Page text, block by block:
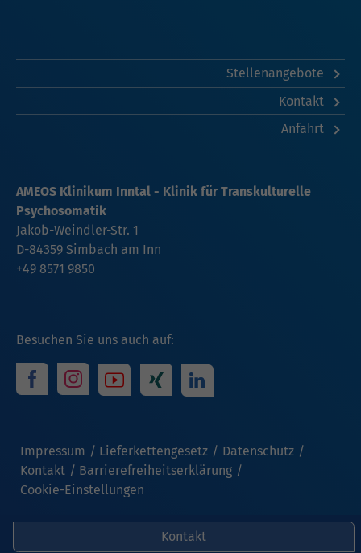
Kontakt
Stellenangebote
Kontakt
Anfahrt
Besuchen Sie uns auch auf:
Impressum Lieferkettengesetz
Datenschutz
Kontakt
Barrierefreiheitserklärung
Cookie-Einstellungen
AMEOS Klinikum Inntal - Klinik für Transkulturelle
Psychosomatik
Jakob-Weindler-Str. 1
D-84359 Simbach am Inn
+49 8571 9850